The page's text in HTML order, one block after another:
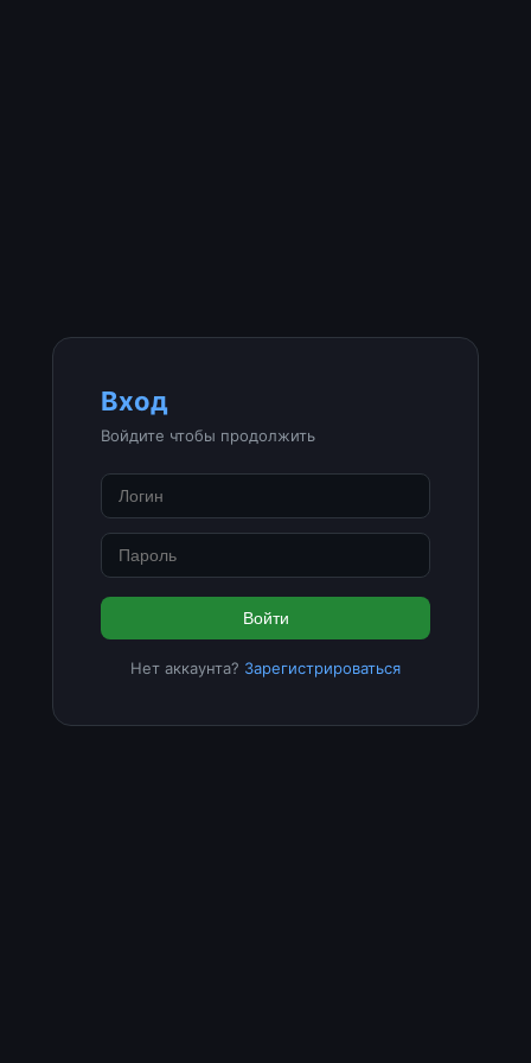
Вход
Войдите чтобы продолжить
Войти
Нет аккаунта? Зарегистрироваться